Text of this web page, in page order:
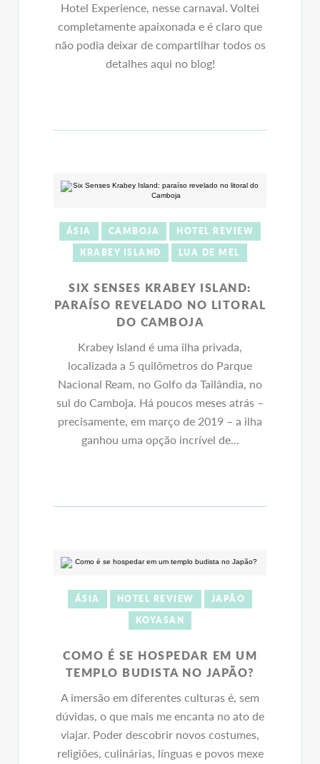
Hotel Experience, nesse carnaval. Voltei
completamente apaixonada e é claro que
não podia deixar de compartilhar todos os
detalhes aqui no blog!
ÁSIA CAMBOJA
HOTEL REVIEW
KRABEY ISLAND
LUA DE MEL
SIX SENSES KRABEY ISLAND:
PARAÍSO REVELADO NO LITORAL
DO CAMBOJA
Krabey Island é uma ilha privada,
localizada a 5 quilômetros do Parque
Nacional Ream, no Golfo da Tailândia, no
sul do Camboja. Há poucos meses atrás –
precisamente, em março de 2019 – a ilha
ganhou uma opção incrível de...
ÁSIA HOTEL REVIEW
JAPÃO
KOYASAN
COMO É SE HOSPEDAR EM UM
TEMPLO BUDISTA NO JAPÃO?
A imersão em diferentes culturas é, sem
dúvidas, o que mais me encanta no ato de
viajar. Poder descobrir novos costumes,
religiões, culinárias, línguas e povos mexe